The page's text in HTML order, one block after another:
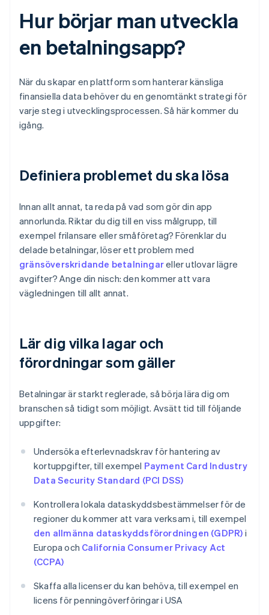
Hur börjar man utveckla
en betalningsapp?
När du skapar en plattform som hanterar känsliga
finansiella data behöver du en genomtänkt strategi för
varje steg i utvecklingsprocessen. Så här kommer du
igång.
Definiera problemet du ska lösa
Innan allt annat, ta reda på vad som gör din app
annorlunda. Riktar du dig till en viss målgrupp, till
exempel frilansare eller småföretag? Förenklar du
delade betalningar, löser ett problem med
gränsöverskridande betalningareller utlovar lägre
avgifter? Ange din nisch: den kommer att vara
vägledningen till allt annat.
Lär dig vilka lagar och
förordningar som gäller
Betalningar är starkt reglerade, så börja lära dig om
branschen så tidigt som möjligt. Avsätt tid till följande
uppgifter:
Undersöka efterlevnadskrav för hantering av
kortuppgifter, till exempel Payment Card Industry
Data Security Standard (PCI DSS)
Kontrollera lokala dataskyddsbestämmelser för de
regioner du kommer att vara verksam i, till exempel
den allmänna dataskyddsförordningen (GDPR) i
Europa och California Consumer Privacy Act
(CCPA)
Skaffa alla licenser du kan behöva, till exempel en
licens för penningöverföringar i USA